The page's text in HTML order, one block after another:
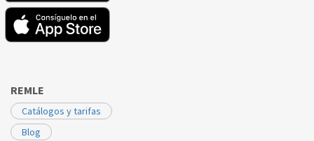
REMLE
Catálogos y tarifas
Blog